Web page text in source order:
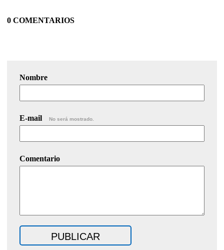
0 COMENTARIOS
Nombre
E-mail No será mostrado.
Comentario